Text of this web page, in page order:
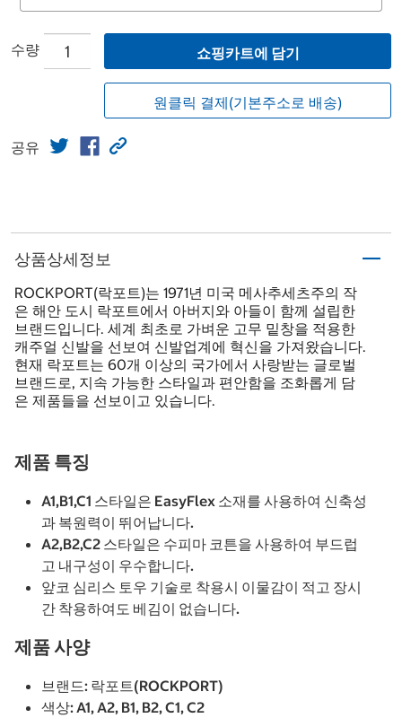
수량 쇼핑카트에 담기
원클릭 결제(기본주소로 배송)
공유
상품상세정보
ROCKPORT(락포트)는 1971년 미국 메사추세츠주의 작
은 해안 도시 락포트에서 아버지와 아들이 함께 설립한
브랜드입니다. 세계 최초로 가벼운 고무 밑창을 적용한
캐주얼 신발을 선보여 신발업계에 혁신을 가져왔습니다.
현재 락포트는 60개 이상의 국가에서 사랑받는 글로벌
브랜드로, 지속 가능한 스타일과 편안함을 조화롭게 담
은 제품들을 선보이고 있습니다.
제품 특징
A1,B1,C1 스타일은 EasyFlex 소재를 사용하여 신축성
과 복원력이 뛰어납니다.
A2,B2,C2 스타일은 수피마 코튼을 사용하여 부드럽
고 내구성이 우수합니다.
앞코 심리스 토우 기술로 착용시 이물감이 적고 장시
간 착용하여도 베김이 없습니다.
제품 사양
브랜드: 락포트(ROCKPORT)
색상: A1, A2, B1, B2, C1, C2